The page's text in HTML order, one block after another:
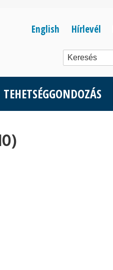
English Hírlevél
TEHETSÉGGONDOZÁS